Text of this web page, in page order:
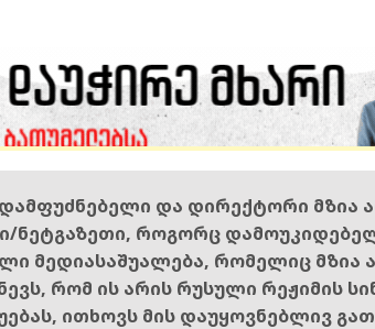
და დირექტორი
ნეტგაზეთი, როგორც
მედიასაშუალება, რომელიც
რომ ის არის რუსული რეჟიმის
ითხოვს მის დაუყოვნებლივ